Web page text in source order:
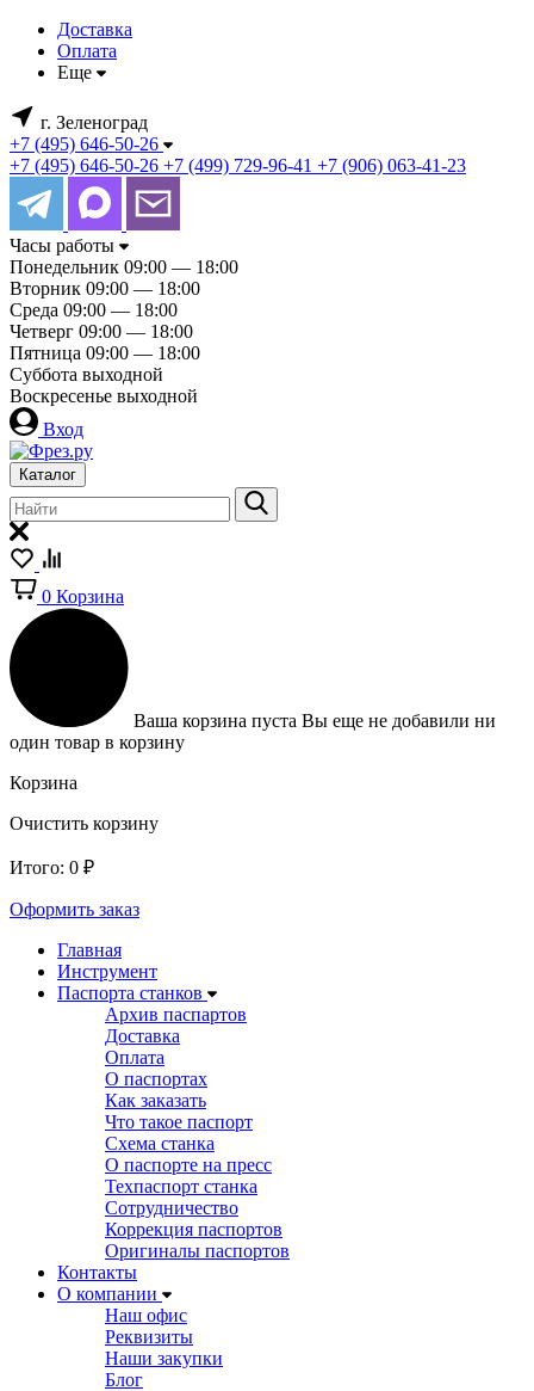
Доставка
Оплата
Еще
г. Зеленоград
+7 (495) 646-50-26
+7 (495) 646-50-26 +7 (499) 729-96-41 +7 (906) 063-41-23
Часы работы
Понедельник 09:00 — 18:00
Вторник 09:00 — 18:00
Среда 09:00 — 18:00
Четверг 09:00 — 18:00
Пятница 09:00 — 18:00
Суббота выходной
Воскресенье выходной
Вход
Каталог
0 Корзина
Ваша корзина пуста Вы еще не добавили ни
один товар в корзину
Корзина
Очистить корзину
Итого: 0 ₽
Оформить заказ
Главная
Инструмент
Паспорта станков
Архив паспартов
Доставка
Оплата
О паспортах
Как заказать
Что такое паспорт
Схема станка
О паспорте на пресс
Техпаспорт станка
Сотрудничество
Коррекция паспортов
Оригиналы паспортов
Контакты
О компании
Наш офис
Реквизиты
Наши закупки
Блог